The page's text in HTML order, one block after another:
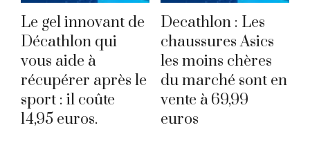
Le gel innovant de
Décathlon qui
vous aide à
récupérer après le
sport : il coûte
14,95 euros.
Decathlon : Les
chaussures Asics
les moins chères
du marché sont en
vente à 69,99
euros